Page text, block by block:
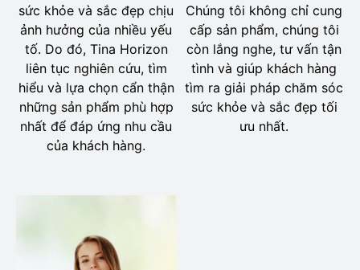
sức khỏe và sắc đẹp chịu
ảnh hưởng của nhiều yếu
tố. Do đó, Tina Horizon
liên tục nghiên cứu, tìm
hiểu và lựa chọn cẩn thận
những sản phẩm phù hợp
nhất để đáp ứng nhu cầu
của khách hàng.
Chúng tôi không chỉ cung
cấp sản phẩm, chúng tôi
còn lắng nghe, tư vấn tận
tình và giúp khách hàng
tìm ra giải pháp chăm sóc
sức khỏe và sắc đẹp tối
ưu nhất.